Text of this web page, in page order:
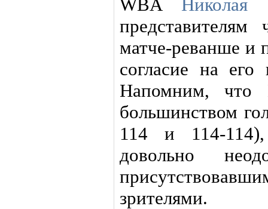
WBA Николая
матче-реванше и
согласие на
Напомним, что
большинством
114 и 114-
довольно
зрителями.